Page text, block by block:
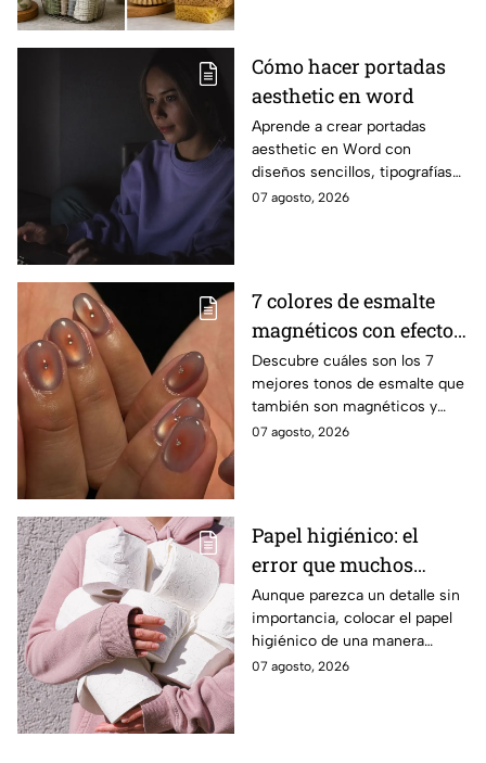
Cómo hacer portadas
aesthetic en word
Aprende a crear portadas
aesthetic en Word con
diseños sencillos, tipografías
bonitas y detalles visuales que
07 agosto, 2026
7 colores de esmalte
magnéticos con efecto
ojo de gato para lucir
manos elegantes
Descubre cuáles son los 7
mejores tonos de esmalte que
también son magnéticos y
sirven para realizar el efecto
07 agosto, 2026
Papel higiénico: el
error que muchos
cometen al colocarlo
Aunque parezca un detalle sin
importancia, colocar el papel
higiénico de una manera
específica puede favorecer la
07 agosto, 2026